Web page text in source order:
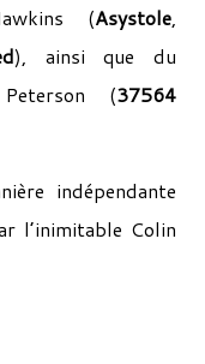
(Asystole,
), ainsi que du
(37564
indépendante
l’inimitable Colin